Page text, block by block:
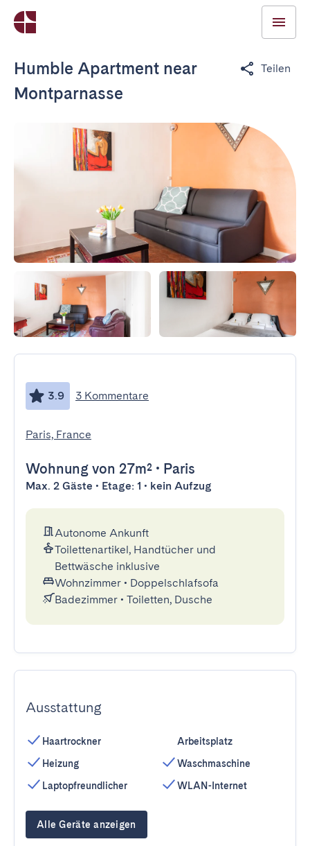
Humble Apartment near
Montparnasse
Teilen
3.9 3 Kommentare
Paris, France
Wohnung von 27m² • Paris
Max. 2 Gäste • Etage: 1 • kein Aufzug
Autonome Ankunft
Toilettenartikel, Handtücher und
Bettwäsche inklusive
Wohnzimmer • Doppelschlafsofa
Badezimmer • Toiletten, Dusche
Ausstattung
Haartrockner
Heizung
Laptopfreundlicher
Arbeitsplatz
Waschmaschine
WLAN-Internet
Alle Geräte anzeigen